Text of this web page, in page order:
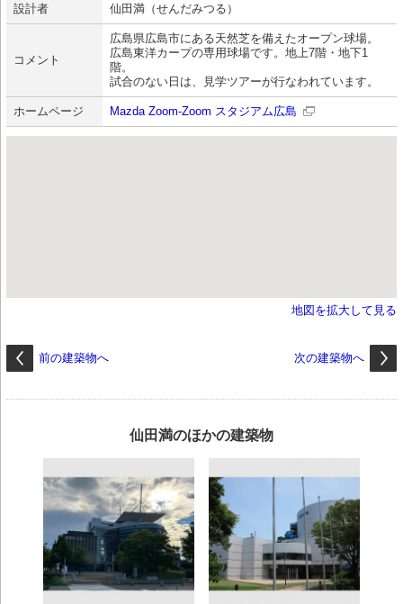
設計者 仙田満（せんだみつる）
コメント
広島県広島市にある天然芝を備えたオープン球場。
広島東洋カープの専用球場です。地上7階・地下1
階。
試合のない日は、見学ツアーが行なわれています。
ホームページ Mazda Zoom-Zoom スタジアム広島
地図を拡大して見る
前の建築物へ 次の建築物へ
仙田満のほかの建築物